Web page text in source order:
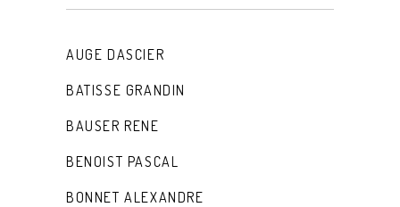
AUGE DASCIER
BATISSE GRANDIN
BAUSER RENE
BENOIST PASCAL
BONNET ALEXANDRE